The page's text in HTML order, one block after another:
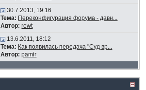
30.7.2013, 19:16
Тема: Переконфигурация форума - давн...
Автор: rewt
13.6.2011, 18:12
Тема: Как появилась передача "Суд вр...
Автор: pamir